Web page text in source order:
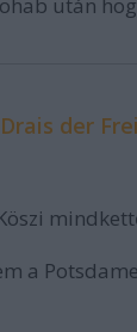
der
a